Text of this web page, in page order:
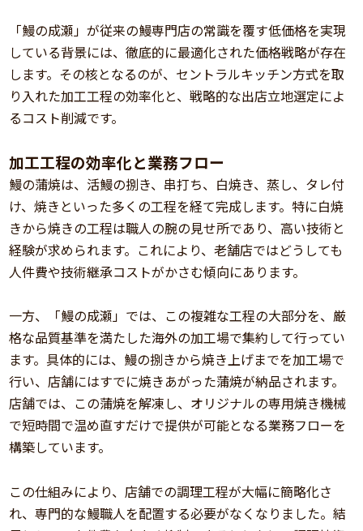
「鰻の成瀬」が従来の鰻専門店の常識を覆す低価格を実現
している背景には、徹底的に最適化された価格戦略が存在
します。その核となるのが、セントラルキッチン方式を取
り入れた加工工程の効率化と、戦略的な出店立地選定によ
るコスト削減です。
加工工程の効率化と業務フロー
鰻の蒲焼は、活鰻の捌き、串打ち、白焼き、蒸し、タレ付
け、焼きといった多くの工程を経て完成します。特に白焼
きから焼きの工程は職人の腕の見せ所であり、高い技術と
経験が求められます。これにより、老舗店ではどうしても
人件費や技術継承コストがかさむ傾向にあります。
一方、「鰻の成瀬」では、この複雑な工程の大部分を、厳
格な品質基準を満たした海外の加工場で集約して行ってい
ます。具体的には、鰻の捌きから焼き上げまでを加工場で
行い、店舗にはすでに焼きあがった蒲焼が納品されます。
店舗では、この蒲焼を解凍し、オリジナルの専用焼き機械
で短時間で温め直すだけで提供が可能となる業務フローを
構築しています。
この仕組みにより、店舗での調理工程が大幅に簡略化さ
れ、専門的な鰻職人を配置する必要がなくなりました。結